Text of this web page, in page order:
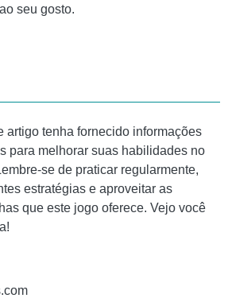
seu gosto.
artigo tenha fornecido informações
para melhorar suas habilidades no
se de praticar regularmente,
estratégias e aproveitar as
que este jogo oferece. Vejo você